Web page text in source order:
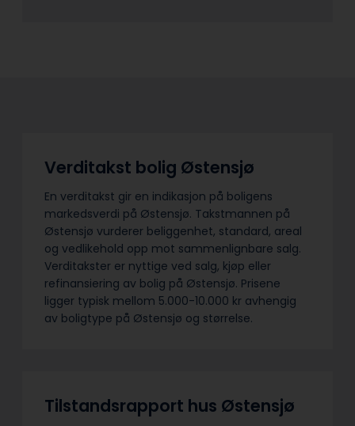
Verditakst bolig Østensjø
En verditakst gir en indikasjon på boligens
markedsverdi på Østensjø. Takstmannen på
Østensjø vurderer beliggenhet, standard, areal
og vedlikehold opp mot sammenlignbare salg.
Verditakster er nyttige ved salg, kjøp eller
refinansiering av bolig på Østensjø. Prisene
ligger typisk mellom 5.000-10.000 kr avhengig
av boligtype på Østensjø og størrelse.
Tilstandsrapport hus Østensjø